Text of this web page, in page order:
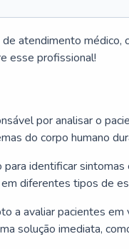
atendimento médico,
esse profissional!
por analisar o
do corpo humano
identificar
diferentes tipos de
a avaliar pacientes em
solução imediata,